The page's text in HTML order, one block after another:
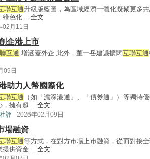
聯互通升級版藍圖，為區域經濟一體化凝聚更多
綠色化 ...全文
02月11日
企港上市
互通 增涵蓋外企 此外，董一岳建議擴闊互聯互通
09日
助力人幣國際化
聯互通 （如「滬深港通」、「債券通」）等獨特
，擁有超 ...全文
社評 2026年02月09日
場融資
聯互通等方式，在對方市場上市融資，從而對接
提供資金 ...全文